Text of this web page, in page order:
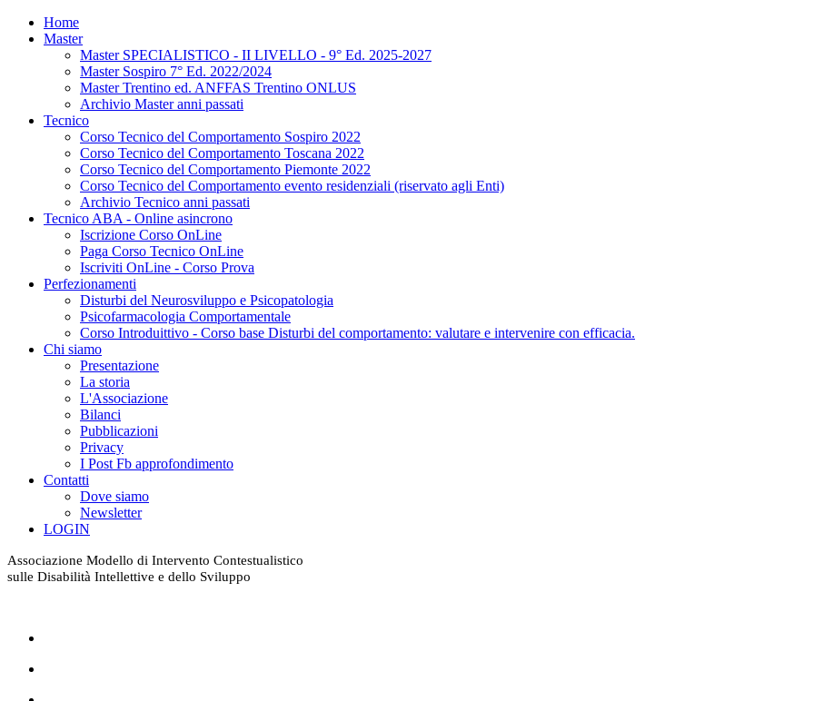
Home
Master
Master SPECIALISTICO - II LIVELLO - 9° Ed. 2025-2027
Master Sospiro 7° Ed. 2022/2024
Master Trentino ed. ANFFAS Trentino ONLUS
Archivio Master anni passati
Tecnico
Corso Tecnico del Comportamento Sospiro 2022
Corso Tecnico del Comportamento Toscana 2022
Corso Tecnico del Comportamento Piemonte 2022
Corso Tecnico del Comportamento evento residenziali (riservato agli Enti)
Archivio Tecnico anni passati
Tecnico ABA - Online asincrono
Iscrizione Corso OnLine
Paga Corso Tecnico OnLine
Iscriviti OnLine - Corso Prova
Perfezionamenti
Disturbi del Neurosviluppo e Psicopatologia
Psicofarmacologia Comportamentale
Corso Introduittivo - Corso base Disturbi del comportamento: valutare e intervenire con efficacia.
Chi siamo
Presentazione
La storia
L'Associazione
Bilanci
Pubblicazioni
Privacy
I Post Fb approfondimento
Contatti
Dove siamo
Newsletter
LOGIN
Associazione Modello di Intervento Contestualistico
sulle Disabilità Intellettive e dello Sviluppo